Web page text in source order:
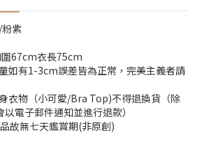
紫
67cm衣長75cm
如有1-3cm誤差皆為正常，完美主義者請
衣物（小可愛/Bra Top)不得退換貨（除
電子郵件通知並進行退款）
故無七天鑑賞期(非原創)